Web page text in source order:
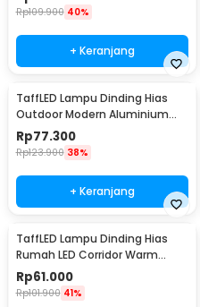
Rp109.900 40%
+ Keranjang
TaffLED Lampu Dinding Hias
Outdoor Modern Aluminium
6W Warm White - MSL022
Rp77.300
Rp123.900 38%
+ Keranjang
TaffLED Lampu Dinding Hias
Rumah LED Corridor Warm
White 3000K 6W 29cm - F0011
Rp61.000
Rp101.900 41%